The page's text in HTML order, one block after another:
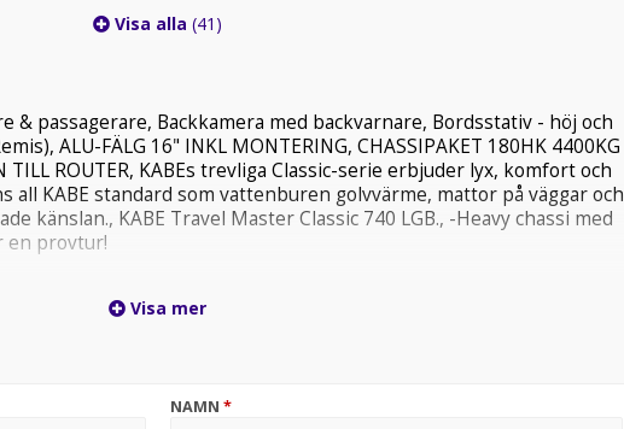
Visa alla(41)
passagerare, Backkamera med backvarnare, Bordsstativ - höj och
ALU-FÄLG 16" INKL MONTERING, CHASSIPAKET 180HK 4400KG
TILL ROUTER, KABEs trevliga Classic-serie erbjuder lyx, komfort och
KABE standard som vattenburen golvvärme, mattor på väggar och
känslan., KABE Travel Master Classic 740 LGB., -Heavy chassi med
en provtur!
Visa mer
NAMN *